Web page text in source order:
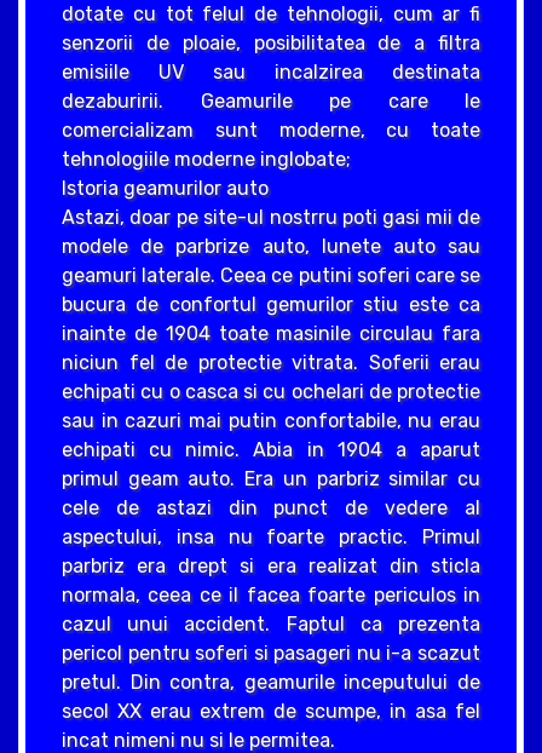
dotate cu tot felul de tehnologii, cum ar fi
senzorii de ploaie, posibilitatea de a filtra
emisiile UV sau incalzirea destinata
dezaburirii. Geamurile pe care le
comercializam sunt moderne, cu toate
tehnologiile moderne inglobate;
Istoria geamurilor auto
Astazi, doar pe site-ul nostrru poti gasi mii de
modele de parbrize auto, lunete auto sau
geamuri laterale. Ceea ce putini soferi care se
bucura de confortul gemurilor stiu este ca
inainte de 1904 toate masinile circulau fara
niciun fel de protectie vitrata. Soferii erau
echipati cu o casca si cu ochelari de protectie
sau in cazuri mai putin confortabile, nu erau
echipati cu nimic. Abia in 1904 a aparut
primul geam auto. Era un parbriz similar cu
cele de astazi din punct de vedere al
aspectului, insa nu foarte practic. Primul
parbriz era drept si era realizat din sticla
normala, ceea ce il facea foarte periculos in
cazul unui accident. Faptul ca prezenta
pericol pentru soferi si pasageri nu i-a scazut
pretul. Din contra, geamurile inceputului de
secol XX erau extrem de scumpe, in asa fel
incat nimeni nu si le permitea.